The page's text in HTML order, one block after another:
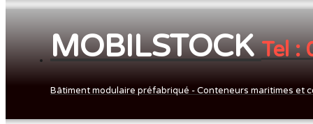
MOBILSTOCKTel :
Bâtiment modulaire préfabriqué - Conteneurs maritimes et